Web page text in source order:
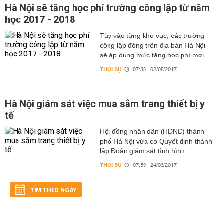
Hà Nội sẽ tăng học phí trường công lập từ năm
học 2017 - 2018
Tùy vào từng khu vực, các trường
công lập đóng trên địa bàn Hà Nội
sẽ áp dụng mức tăng học phí mới...
THỜI SỰ 07:38 | 02/05/2017
Hà Nội giám sát việc mua sắm trang thiết bị y
tế
Hội đồng nhân dân (HĐND) thành
phố Hà Nội vừa có Quyết định thành
lập Đoàn giám sát tình hình...
THỜI SỰ 07:59 | 24/03/2017
TÌM THEO NGÀY